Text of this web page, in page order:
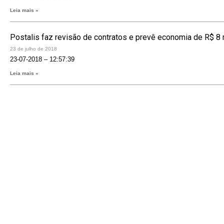
Leia mais »
Postalis faz revisão de contratos e prevê economia de R$ 8
23 de julho de 2018
23-07-2018 – 12:57:39
Leia mais »